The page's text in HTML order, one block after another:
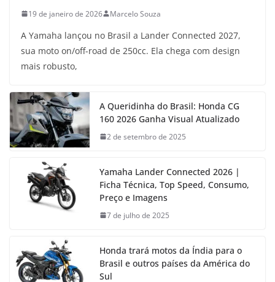
19 de janeiro de 2026 Marcelo Souza
A Yamaha lançou no Brasil a Lander Connected 2027,
sua moto on/off-road de 250cc. Ela chega com design
mais robusto,
A Queridinha do Brasil: Honda CG
160 2026 Ganha Visual Atualizado
2 de setembro de 2025
Yamaha Lander Connected 2026 |
Ficha Técnica, Top Speed, Consumo,
Preço e Imagens
7 de julho de 2025
Honda trará motos da Índia para o
Brasil e outros países da América do
Sul